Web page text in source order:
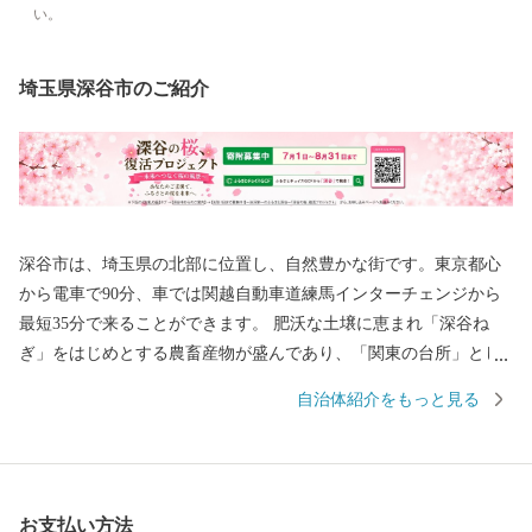
い。
埼玉県深谷市のご紹介
深谷市は、埼玉県の北部に位置し、自然豊かな街です。東京都心
から電車で90分、車では関越自動車道練馬インターチェンジから
最短35分で来ることができます。 肥沃な土壌に恵まれ「深谷ね
ぎ」をはじめとする農畜産物が盛んであり、「関東の台所」とし
チューリップなど花き栽培や造園業も盛んです。 また、最近２０
自治体紹介をもっと見る
お支払い方法